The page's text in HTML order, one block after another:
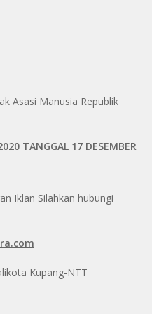
Asasi Manusia Republik
TANGGAL 17 DESEMBER
Iklan Silahkan hubungi
Kupang-NTT